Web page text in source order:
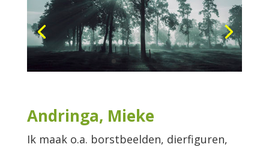
Andringa, Mieke
Ik maak o.a. borstbeelden, dierfiguren,